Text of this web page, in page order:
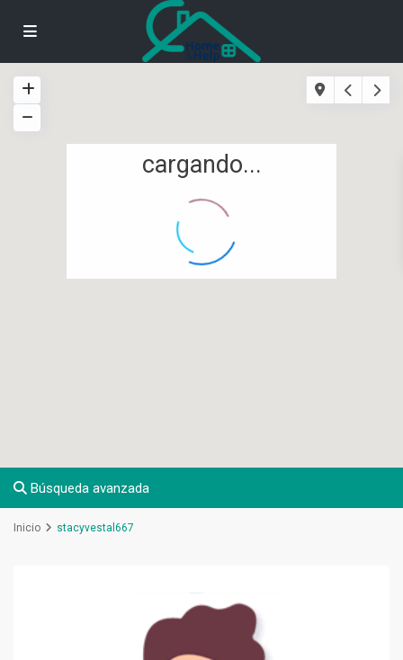
cargando...
Búsqueda avanzada
Inicio stacyvestal667